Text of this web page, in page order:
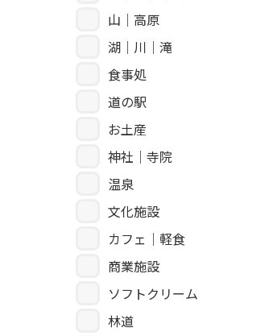
山｜高原
湖｜川｜滝
食事処
道の駅
お土産
神社｜寺院
温泉
文化施設
カフェ｜軽食
商業施設
ソフトクリーム
林道